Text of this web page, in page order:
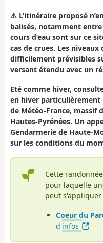
⚠️ L’itinéraire proposé
balisés, notamment entre
cours d’eau sont sur ce
cas de crues. Les niveaux
difficilement prévisibles
versant étendu avec un
Eté comme hiver,
en hiver particulièrement
de Météo-France, massif
Hautes-Pyrénées. Un
Gendarmerie de Haute-
sur les conditions du
Cette
pour laquelle
peut s'appliquer
Coeur du
d'infos